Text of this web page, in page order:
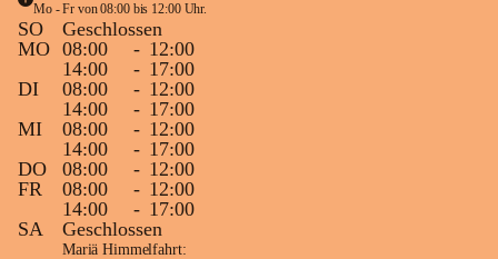
Mo - Fr von 08:00 bis 12:00 Uhr.
SO
Geschlossen
MO 08:00 - 12:00
14:00
- 17:00
DI
08:00 - 12:00
14:00
- 17:00
MI
08:00 - 12:00
14:00
- 17:00
DO
08:00 - 12:00
FR
08:00 - 12:00
14:00
- 17:00
SA
Geschlossen
Mariä Himmelfahrt: